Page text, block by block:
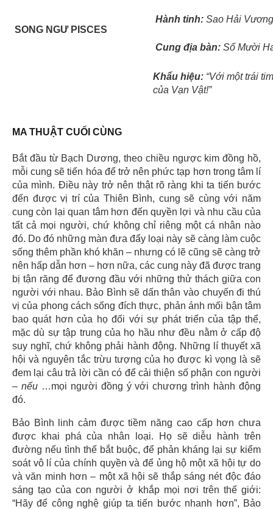
SONG NGƯ PISCES
Hành tinh: Sao Hải Vương
Cung địa bàn: Số Mười
Khẩu hiệu: “Với một trái
của Vạn Vật!”
MA THUẬT CUỐI CÙNG
Bắt đầu từ Bạch Dương, theo chiều ngược kim đồng hồ,
mỗi cung sẽ tiến hóa để trở nên phức tạp hơn trong tâm lí
của mình. Điều này trở nên thật rõ ràng khi ta tiến bước
đến được vị trí của Thiên Bình, cung sẽ cùng với năm
cung còn lại quan tâm hơn đến quyền lợi và nhu cầu của
tất cả mọi người, chứ không chỉ riêng một cá nhân nào
đó. Do đó những màn đưa đẩy loại này sẽ càng làm cuộc
sống thêm phần khó khăn – nhưng có lẽ cũng sẽ càng trở
nên hấp dẫn hơn – hơn nữa, các cung này đã được trang
bị tận răng để đương đầu với những thử thách giữa con
người với nhau. Bảo Bình sẽ dấn thân vào chuyến đi thú
vị của phong cách sống đích thực, phản ánh mối bận tâm
bao quát hơn của họ đối với sự phát triển của tập thể,
mặc dù sự tập trung của họ hầu như đều nằm ở cấp độ
suy nghĩ, chứ không phải hành động. Những lí thuyết xã
hội và nguyên tắc trừu tượng của họ được kì vọng là sẽ
đem lại câu trả lời cần có để cải thiện số phận con người
– nếu …mọi người đồng ý với chương trình hành động
đó.
Bảo Bình linh cảm được tiềm năng cao cấp hơn chưa
được khai phá của nhân loại. Họ sẽ diễu hành trên
đường nếu tình thế bắt buộc, để phản kháng lại sự kiểm
soát vô lí của chính quyền và để ủng hộ một xã hội tự do
và văn minh hơn – một xã hội sẽ thắp sáng nét độc đáo
sáng tạo của con người ở khắp mọi nơi trên thế giới:
“Hãy để công nghệ giúp ta tiến bước nhanh hơn”, Bảo